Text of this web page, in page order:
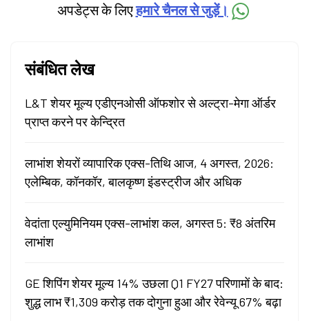
अपडेट्स के लिएहमारे चैनल से जुड़ें।
संबंधित लेख
L&T शेयर मूल्य एडीएनओसी ऑफशोर से अल्ट्रा-मेगा ऑर्डर
प्राप्त करने पर केन्द्रित
लाभांश शेयरों व्यापारिक एक्स-तिथि आज, 4 अगस्त, 2026:
एलेम्बिक, कॉनकॉर, बालकृष्ण इंडस्ट्रीज और अधिक
वेदांता एल्युमिनियम एक्स-लाभांश कल, अगस्त 5: ₹8 अंतरिम
लाभांश
GE शिपिंग शेयर मूल्य 14% उछला Q1 FY27 परिणामों के बाद:
शुद्ध लाभ ₹1,309 करोड़ तक दोगुना हुआ और रेवेन्यू 67% बढ़ा